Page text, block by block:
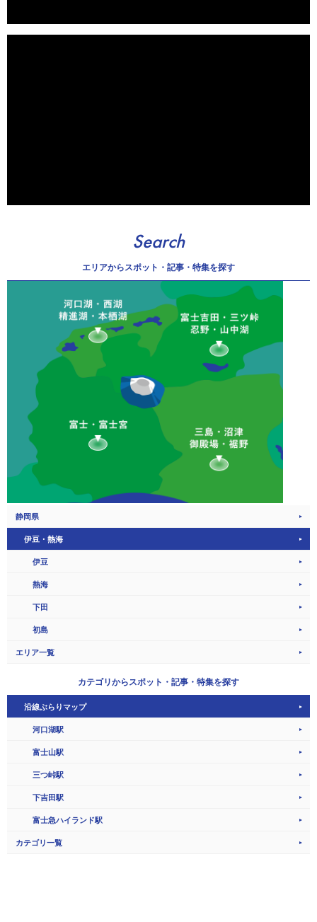
Search
エリアからスポット・記事・特集を探す
静岡県
伊豆・熱海
伊豆
熱海
下田
初島
エリア一覧
カテゴリからスポット・記事・特集を探す
沿線ぶらりマップ
河口湖駅
富士山駅
三つ峠駅
下吉田駅
富士急ハイランド駅
カテゴリ一覧